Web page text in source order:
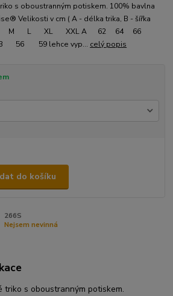
s oboustranným potiskem. 100% bavlna
Velikosti v cm ( A - délka trika, B - šířka
: S M L XL XXL A 62 64 66
59 lehce vyp... celý popis
do košíku
266S
Nejsem nevinná
triko s oboustranným potiskem.